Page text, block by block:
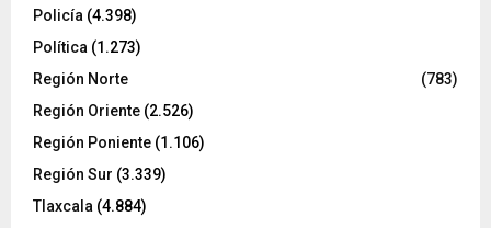
Policía (4.398)
Política (1.273)
Región Norte
(783)
Región Oriente (2.526)
Región Poniente (1.106)
Región Sur (3.339)
Tlaxcala (4.884)